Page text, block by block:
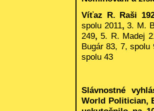
Víťaz R. Raši
spolu 2011,3. M.
249, 5. R. Madej
Bugár 83, 7, spolu
spolu 43
Slávnostné
World Politician,